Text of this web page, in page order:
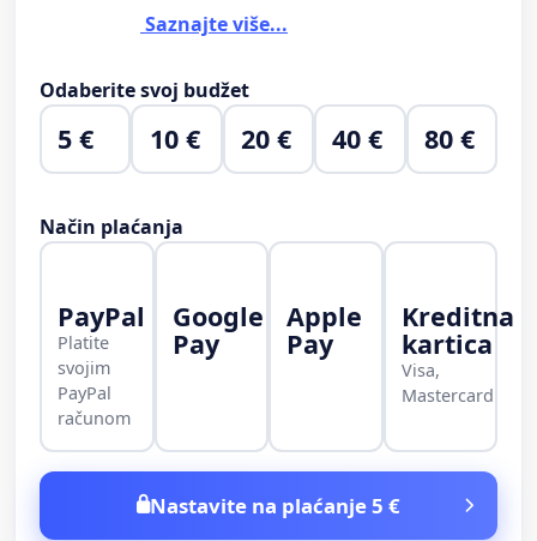
Saznajte više...
Odaberite svoj budžet
5 € 10 € 20 € 40 € 80 €
Način plaćanja
PayPal
Platite
svojim
PayPal
računom
Google
Pay
Apple
Pay
Kreditna
kartica
Visa,
Mastercard
Nastavite na plaćanje 5 €